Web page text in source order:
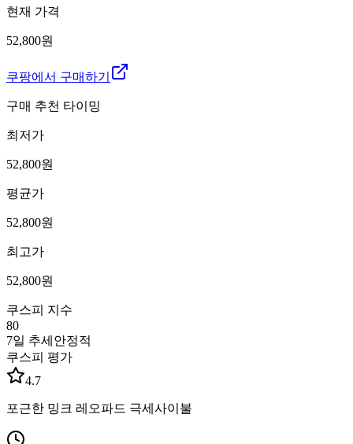
현재 가격
52,800원
쿠팡에서 구매하기
구매 추천 타이밍
최저가
52,800원
평균가
52,800원
최고가
52,800원
쿠스피 지수
80
7일 추세 안정적
쿠스피 평가
4.7
포근한 밍크 레오파드 극세사이불